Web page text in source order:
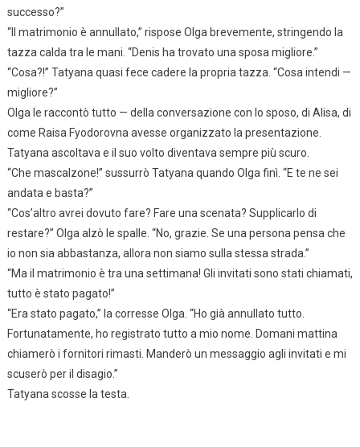
successo?”
“Il matrimonio è annullato,” rispose Olga brevemente, stringendo la
tazza calda tra le mani. “Denis ha trovato una sposa migliore.”
“Cosa?!” Tatyana quasi fece cadere la propria tazza. “Cosa intendi —
migliore?”
Olga le raccontò tutto — della conversazione con lo sposo, di Alisa, di
come Raisa Fyodorovna avesse organizzato la presentazione.
Tatyana ascoltava e il suo volto diventava sempre più scuro.
“Che mascalzone!” sussurrò Tatyana quando Olga finì. “E te ne sei
andata e basta?”
“Cos’altro avrei dovuto fare? Fare una scenata? Supplicarlo di
restare?” Olga alzò le spalle. “No, grazie. Se una persona pensa che
io non sia abbastanza, allora non siamo sulla stessa strada.”
“Ma il matrimonio è tra una settimana! Gli invitati sono stati chiamati,
tutto è stato pagato!”
“Era stato pagato,” la corresse Olga. “Ho già annullato tutto.
Fortunatamente, ho registrato tutto a mio nome. Domani mattina
chiamerò i fornitori rimasti. Manderò un messaggio agli invitati e mi
scuserò per il disagio.”
Tatyana scosse la testa.